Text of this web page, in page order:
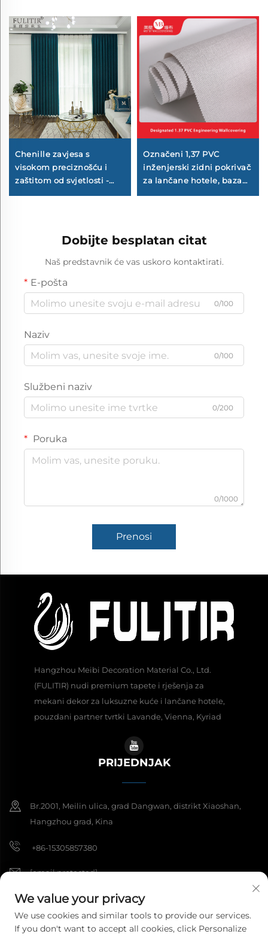
Chenille zavjesa s
visokom preciznošću i
zaštitom od svjetlosti -
na vjetar i toplinska za
spavaću sobu i dnevni
boravak
Označeni 1,37 PVC
inženjerski zidni pokrivač
za lančane hotele, baza
materijal, 2,8 metra
Dobijte besplatan citat
Naš predstavnik će vas uskoro kontaktirati.
E-pošta
0/100
Naziv
0/100
Službeni naziv
0/200
Poruka
0/1000
Prenosi
Hangzhou Meibi Decoration Material Co., Ltd.
(FULITIR) nudi premium tapete i rješenja za
mekani dekor za luksuzne kuće i lančane hotele,
pouzdani partner tvrtki Lavande, Vienna, Kyriad
PRIJEDNJAK
Br.2001, Meilin ulica, grad Dangwan, distrikt Xiaoshan,
Hangzhou grad, Kina
+86-15305857380
[email protected]
Copyright © 2026 Hangzhou Meibi Dekoracijski materijali Co., Ltd.
Sva prava su rezervirana. Politika privatnosti
We value your privacy
We use cookies and similar tools to provide our services.
If you don't want to accept all cookies, click Personalize